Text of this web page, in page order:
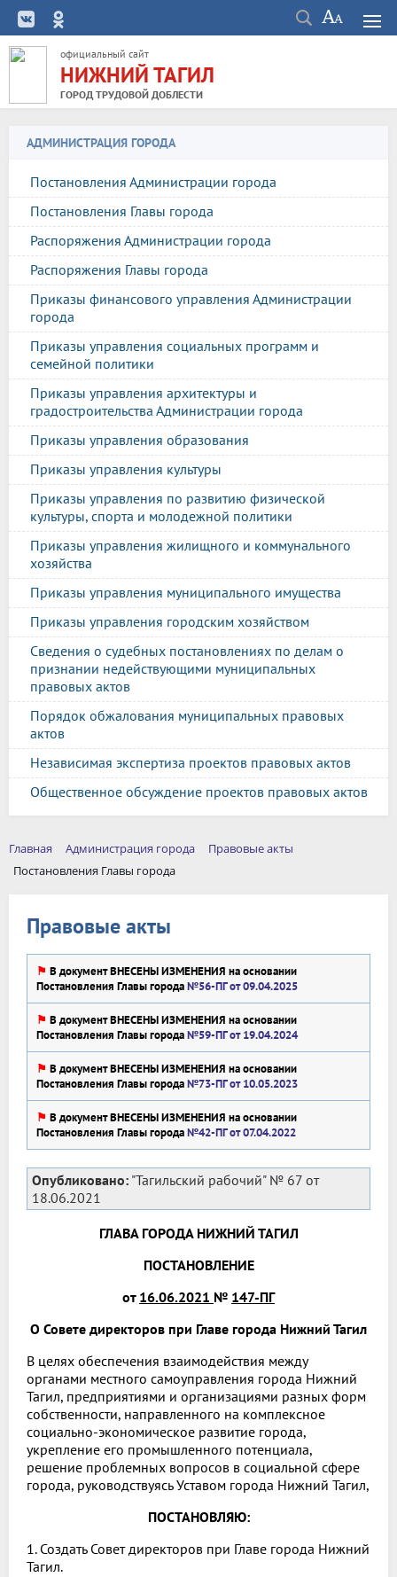
официальный сайт
НИЖНИЙ ТАГИЛ
ГОРОД ТРУДОВОЙ ДОБЛЕСТИ
АДМИНИСТРАЦИЯ ГОРОДА
Постановления Администрации города
Постановления Главы города
Распоряжения Администрации города
Распоряжения Главы города
Приказы финансового управления Администрации
города
Приказы управления социальных программ и
семейной политики
Приказы управления архитектуры и
градостроительства Администрации города
Приказы управления образования
Приказы управления культуры
Приказы управления по развитию физической
культуры, спорта и молодежной политики
Приказы управления жилищного и коммунального
хозяйства
Приказы управления муниципального имущества
Приказы управления городским хозяйством
Сведения о судебных постановлениях по делам о
признании недействующими муниципальных
правовых актов
Порядок обжалования муниципальных правовых
актов
Независимая экспертиза проектов правовых актов
Общественное обсуждение проектов правовых актов
Главная Администрация города
Правовые акты
Постановления Главы города
Правовые акты
⚑ В документ ВНЕСЕНЫ ИЗМЕНЕНИЯ на основании
Постановления Главы города№56-ПГ от 09.04.2025
⚑ В документ ВНЕСЕНЫ ИЗМЕНЕНИЯ на основании
Постановления Главы города№59-ПГ от 19.04.2024
⚑ В документ ВНЕСЕНЫ ИЗМЕНЕНИЯ на основании
Постановления Главы города№73-ПГ от 10.05.2023
⚑ В документ ВНЕСЕНЫ ИЗМЕНЕНИЯ на основании
Постановления Главы города№42-ПГ от 07.04.2022
Опубликовано: "Тагильский рабочий" № 67 от
18.06.2021
ГЛАВА ГОРОДА НИЖНИЙ ТАГИЛ
ПОСТАНОВЛЕНИЕ
от 16.06.2021 № 147-ПГ
О Совете директоров при Главе города Нижний Тагил
В целях обеспечения взаимодействия между
органами местного самоуправления города Нижний
Тагил, предприятиями и организациями разных форм
собственности, направленного на комплексное
социально-экономическое развитие города,
укрепление его промышленного потенциала,
решение проблемных вопросов в социальной сфере
города, руководствуясь Уставом города Нижний Тагил,
ПОСТАНОВЛЯЮ:
1. Создать Совет директоров при Главе города Нижний
Тагил.